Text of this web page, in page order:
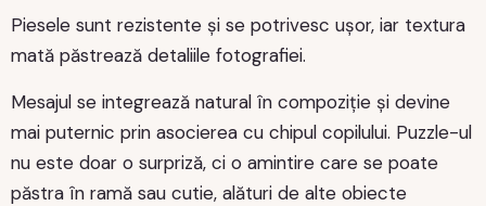
Piesele sunt rezistente și se potrivesc ușor, iar textura
mată păstrează detaliile fotografiei.
Mesajul se integrează natural în compoziție și devine
mai puternic prin asocierea cu chipul copilului. Puzzle-ul
nu este doar o surpriză, ci o amintire care se poate
păstra în ramă sau cutie, alături de alte obiecte